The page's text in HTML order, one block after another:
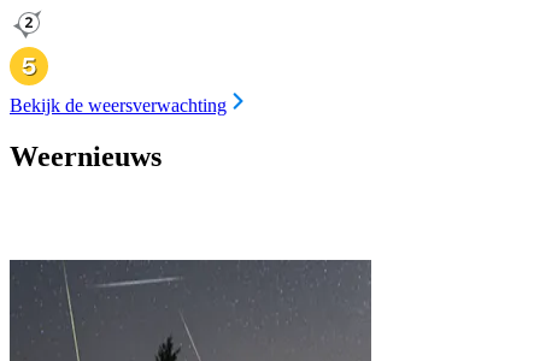
Bekijk de weersverwachting
Weernieuws